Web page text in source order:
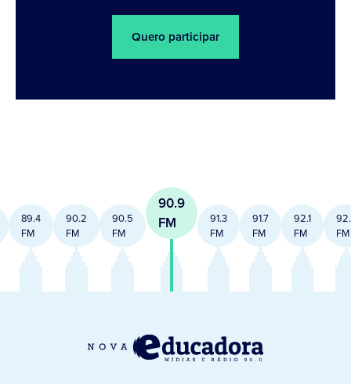
Quero participar
89.4
FM
90.2
FM
90.5
FM
90.9
FM
91.3
FM
91.7
FM
92.1
FM
FM